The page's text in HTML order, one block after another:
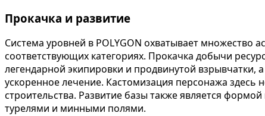
Прокачка и развитие
Система уровней в POLYGON охватывает множество
соответствующих категориях. Прокачка добычи
легендарной экипировки и продвинутой
ускоренное лечение. Кастомизация персонажа
строительства. Развитие базы также является
турелями и минными полями.